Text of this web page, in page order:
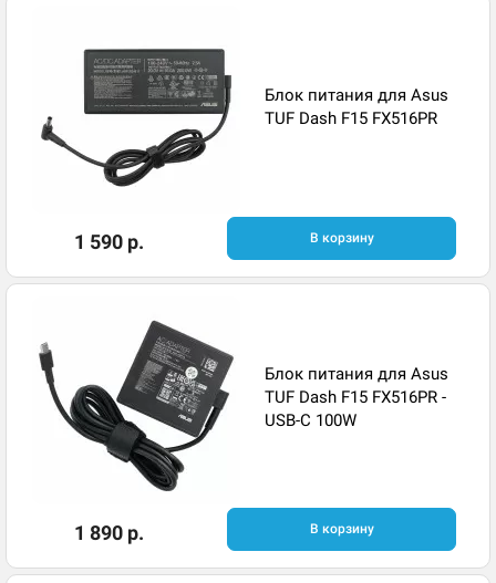
Блок питания для Asus
TUF Dash F15 FX516PR
1 590 р. В корзину
Блок питания для Asus
TUF Dash F15 FX516PR -
USB-C 100W
1 890 р. В корзину